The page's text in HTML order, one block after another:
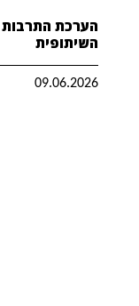
הערכת
השיתופית
09.06.2026